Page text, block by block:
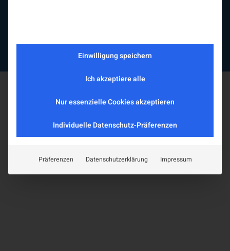
Einwilligung speichern
Ich akzeptiere alle
Nur essenzielle Cookies akzeptieren
Individuelle Datenschutz-Präferenzen
Präferenzen Datenschutzerklärung Impressum